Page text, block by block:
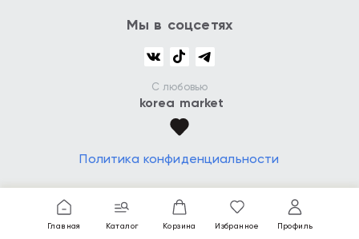
Главная Каталог Корзина Избранное Профиль
Мы в соцсетях
С любовью
korea market
Политика конфиденциальности